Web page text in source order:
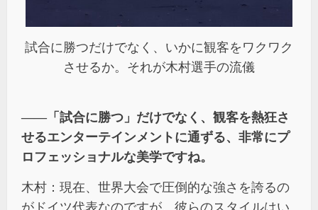
試合に勝つだけでなく、いかに観客をワクワク
させるか。それが木村選手の流儀
――「試合に勝つ」だけでなく、観客を熱狂さ
せるエンターテインメントに通ずる、非常にプ
ロフェッショナルな美学ですね。
木村：現在、世界大会で圧倒的な強さを誇るの
がドイツ代表なのですが、彼らのスタイルはい